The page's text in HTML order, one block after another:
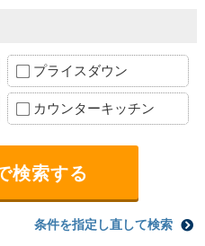
プライスダウン
カウンターキッチン
条件を指定し直して検索